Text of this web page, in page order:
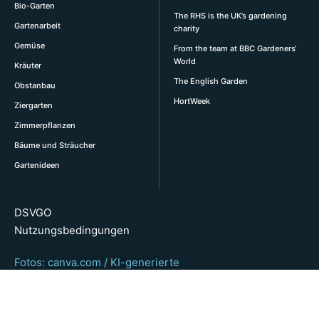
Bio-Garten
Gartenarbeit
Gemüse
Kräuter
Obstanbau
Ziergarten
Zimmerpflanzen
Bäume und Sträucher
Gartenideen
The RHS is the UK’s gardening
charity
From the team at BBC Gardeners‘
World
The English Garden
HortWeek
DSVGO
Nutzungsbedingungen
Fotos: canva.com / KI-generierte